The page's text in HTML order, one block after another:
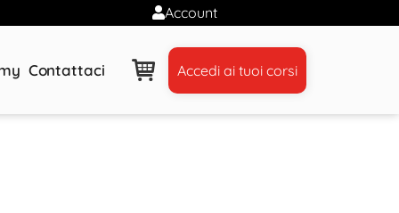
Account
Contattaci Accedi ai tuoi corsi